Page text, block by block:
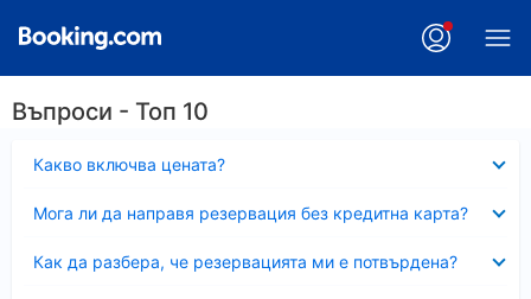
Въпроси - Топ 10
Какво включва цената?
Мога ли да направя резервация без кредитна карта?
Как да разбера, че резервацията ми е потвърдена?